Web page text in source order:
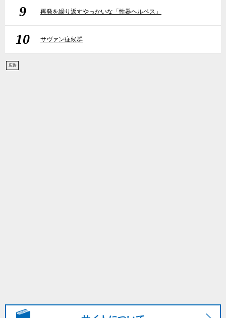
9 再発を繰り返すやっかいな「性器ヘルペス」
10 サヴァン症候群
広告